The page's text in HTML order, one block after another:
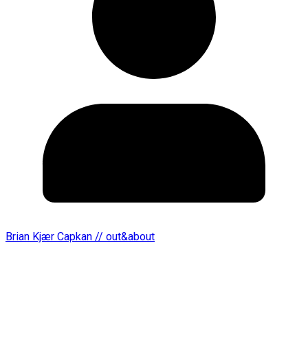
Brian Kjær Capkan // out&about